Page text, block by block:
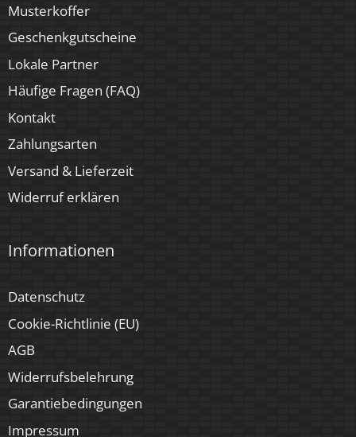
Musterkoffer
Geschenkgutscheine
Lokale Partner
Häufige Fragen (FAQ)
Kontakt
Zahlungsarten
Versand & Lieferzeit
Widerruf erklären
Informationen
Datenschutz
Cookie-Richtlinie (EU)
AGB
Widerrufsbelehrung
Garantiebedingungen
Impressum